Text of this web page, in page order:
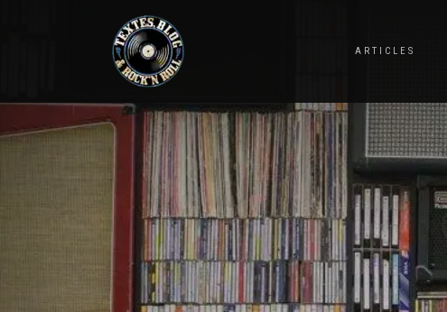
ARTICLES